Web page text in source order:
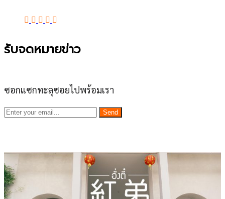
รับจดหมายข่าว
ซอกแซกทะลุซอยไปพร้อมเรา
Send